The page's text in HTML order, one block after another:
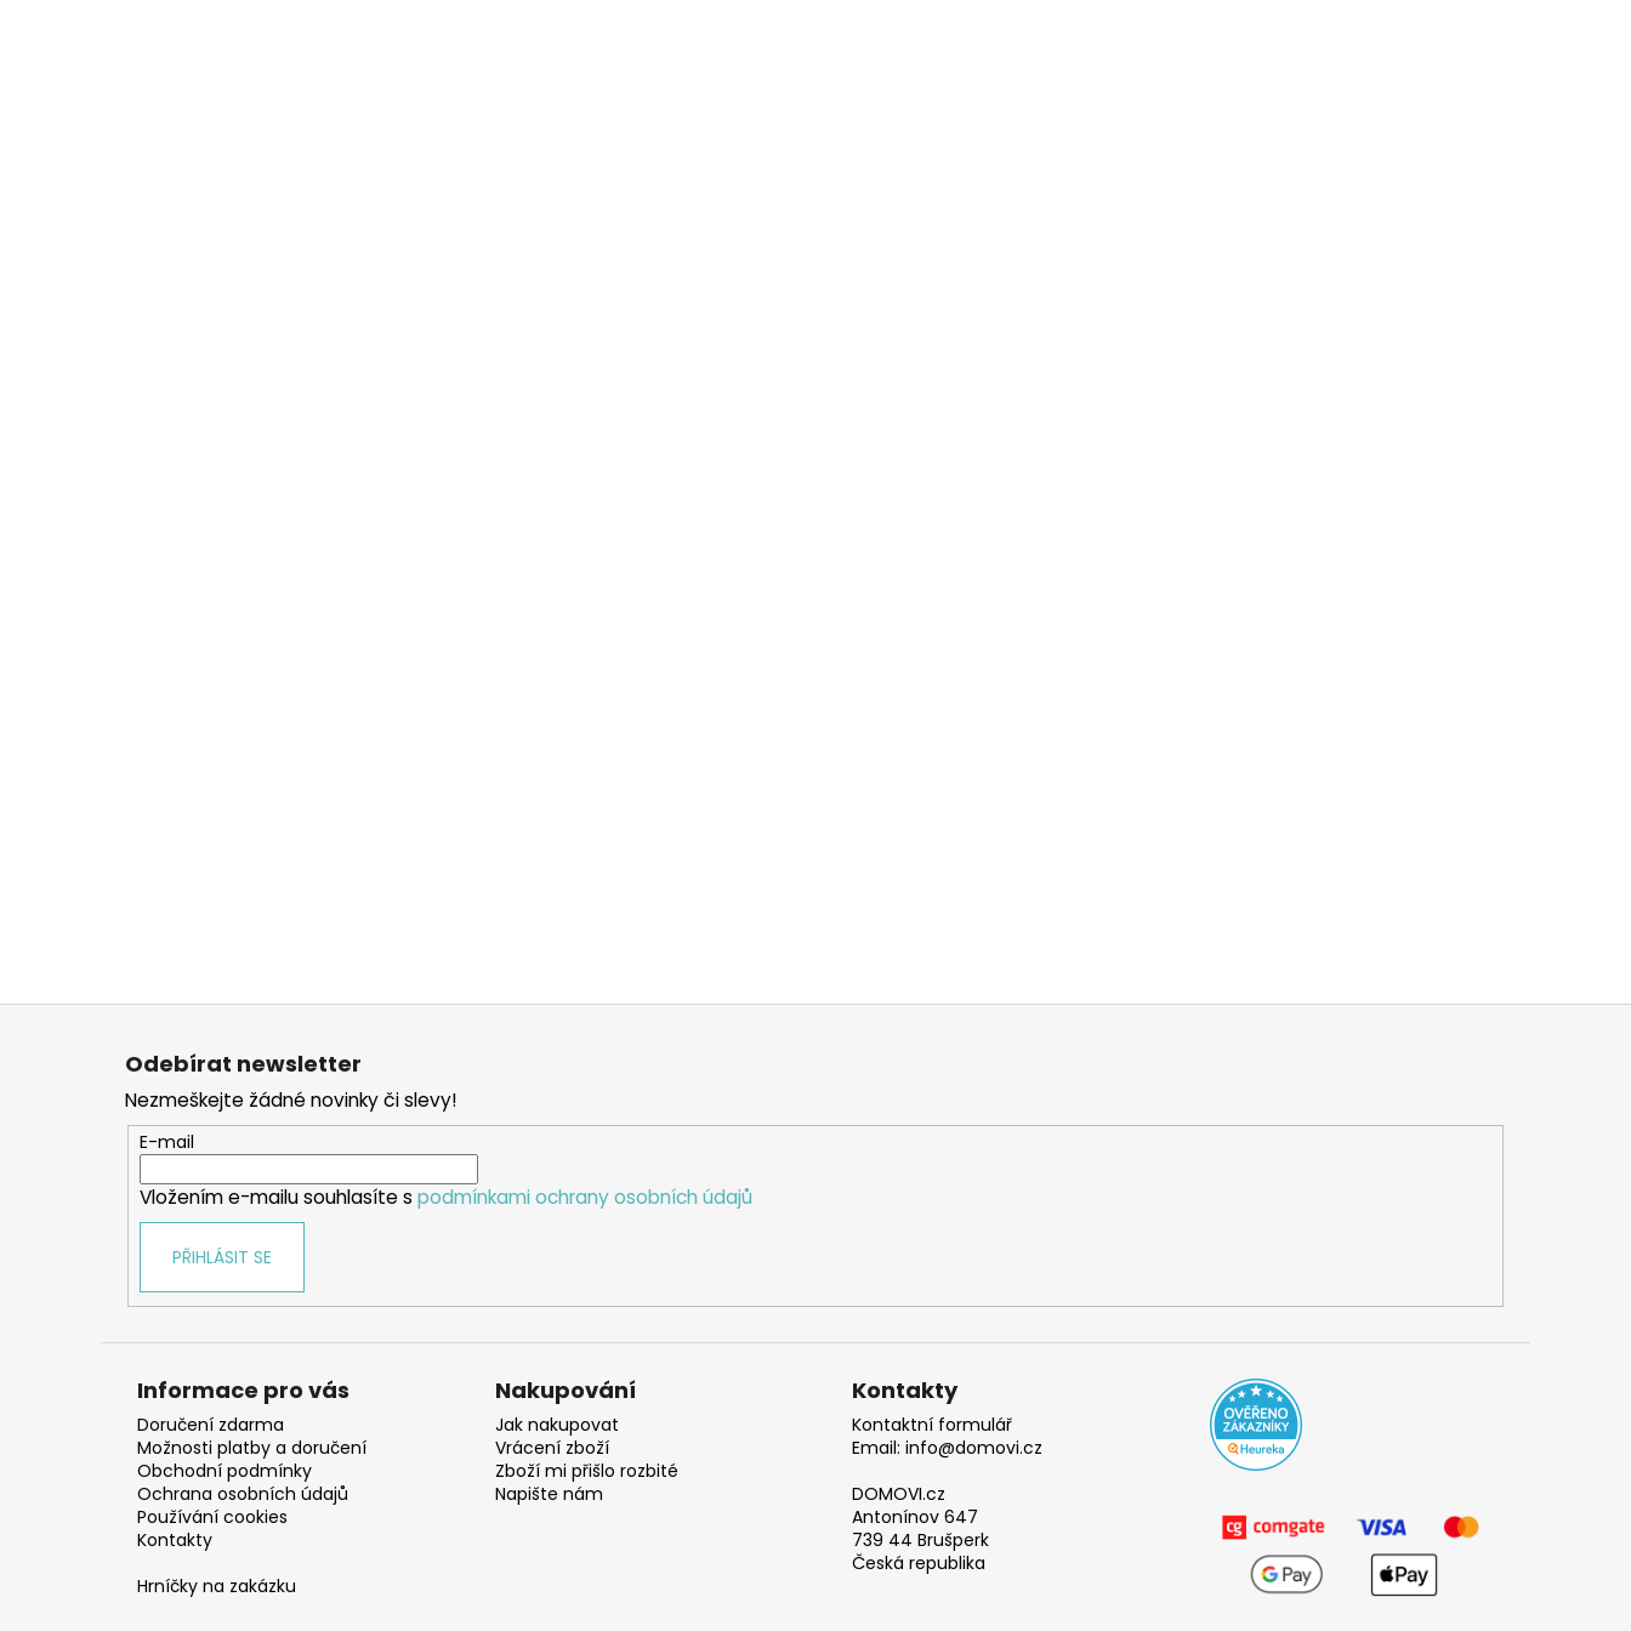
Z
Odebírat newsletter
Nezmeškejte žádné novinky či slevy!
E-mail
Vložením e-mailu souhlasíte s podmínkami ochrany osobních údajů
PŘIHLÁSIT SE
Informace pro vás
Doručení zdarma
Možnosti platby a doručení
Obchodní podmínky
Ochrana osobních údajů
Používání cookies
Kontakty
Hrníčky na zakázku
Nakupování
Jak nakupovat
Vrácení zboží
Zboží mi přišlo rozbité
Napište nám
Kontakty
Kontaktní formulář
Email: info@domovi.cz
DOMOVI.cz
Antonínov 647
739 44 Brušperk
Česká republika